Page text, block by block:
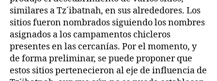
similares a Tz´ibatnah, en sus alrededores. Los
sitios fueron nombrados siguiendo los nombres
asignados a los campamentos chicleros
presentes en las cercanías. Por el momento, y
de forma preliminar, se puede proponer que
estos sitios pertenecieron al eje de influencia de